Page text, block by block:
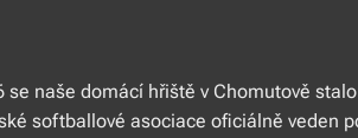
se naše domácí hřiště v Chomutově
softballové asociace oficiálně veden